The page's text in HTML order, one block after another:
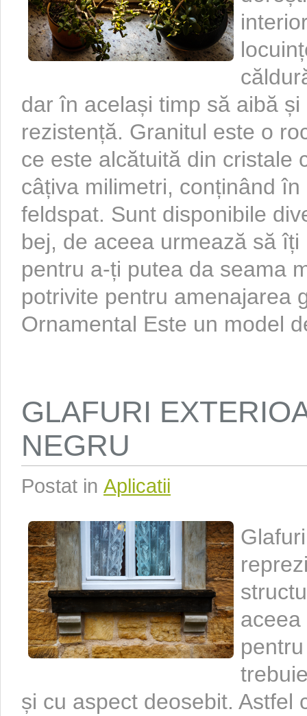
dar în același timp să aibă
rezistență. Granitul este o
ce este alcătuită din cristale
câțiva milimetri, conținând
feldspat. Sunt disponibile
bej, de aceea urmează să
pentru a-ți putea da seama
potrivite pentru amenajarea
Ornamental Este un model
GLAFURI
NEGRU
Postat in Aplicatii
și cu aspect deosebit. Astfel